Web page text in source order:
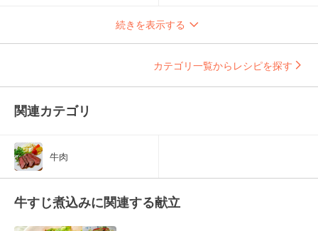
続きを表示する
カテゴリ一覧からレシピを探す
関連カテゴリ
牛肉
牛すじ煮込みに関連する献立